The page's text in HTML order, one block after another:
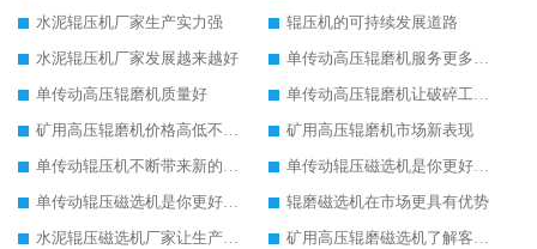
水泥辊压机厂家生产实力强
辊压机的可持续发展道路
水泥辊压机厂家发展越来越好
单传动高压辊磨机服务更多大众客户
单传动高压辊磨机质量好
单传动高压辊磨机让破碎工作如此简单
矿用高压辊磨机价格高低不同的原因
矿用高压辊磨机市场新表现
单传动辊压机不断带来新的发展活力
单传动辊压磁选机是你更好的选择
单传动辊压磁选机是你更好的选择
辊磨磁选机在市场更具有优势
水泥辊压磁选机厂家让生产更方便
矿用高压辊磨磁选机了解客户的基本需求